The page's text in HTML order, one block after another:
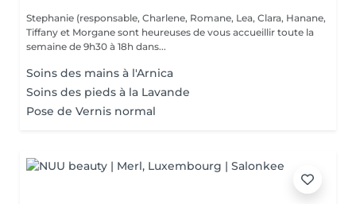
Stephanie (responsable, Charlene, Romane, Lea, Clara, Hanane,
Tiffany et Morgane sont heureuses de vous accueillir toute la
semaine de 9h30 à 18h dans...
Soins des mains à l'Arnica
Soins des pieds à la Lavande
Pose de Vernis normal